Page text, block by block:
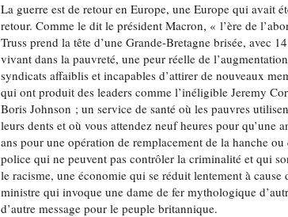
La guerre est de retour en Europe, une Europe qui avait
retour. Comme le dit le président Macron, « l’ère de
Truss prend la tête d’une Grande-Bretagne brisée, avec
vivant dans la pauvreté, une peur réelle de
syndicats affaiblis et incapables d’attirer de nouveaux
qui ont produit des leaders comme l’inéligible Jeremy
Boris Johnson ; un service de santé où les pauvres
leurs dents et où vous attendez neuf heures pour qu’une
ans pour une opération de remplacement de la hanche
police qui ne peuvent pas contrôler la criminalité et qui
le racisme, une économie qui se réduit lentement à
ministre qui invoque une dame de fer mythologique
d’autre message pour le peuple britannique.